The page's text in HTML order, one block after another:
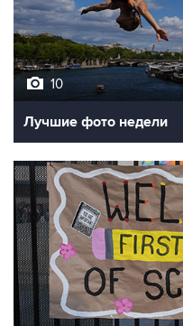
10
Лучшие фото недели